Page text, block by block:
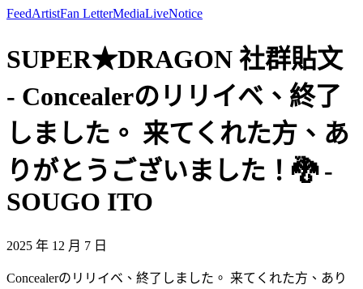
FeedArtistFan LetterMediaLiveNotice
SUPER★DRAGON 社群貼文
- Concealerのリリイベ、終了
しました。 来てくれた方、あ
りがとうございました！🐉 -
SOUGO ITO
2025 年 12 月 7 日
Concealerのリリイベ、終了しました。 来てくれた方、あり